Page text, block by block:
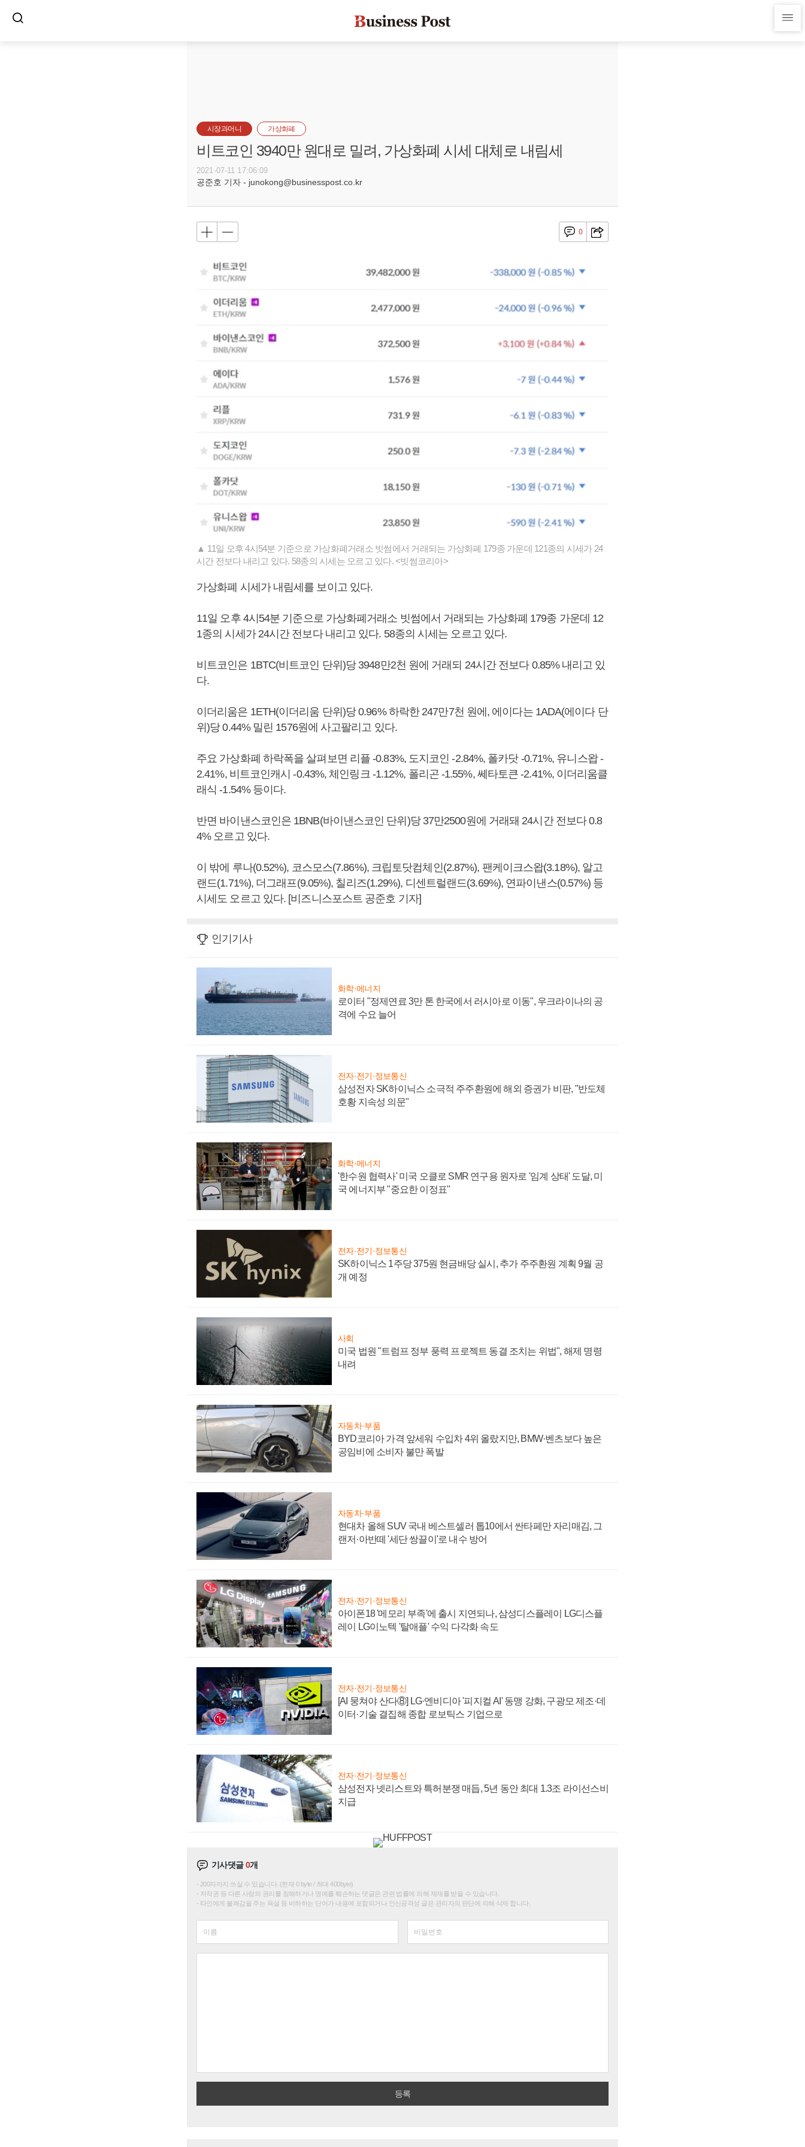
시장과머니 가상화폐
비트코인 3940만 원대로 밀려, 가상화폐 시세 대체로 내림세
2021-07-11 17:06:09
공준호 기자 - junokong@businesspost.co.kr
0
▲ 11일 오후 4시54분 기준으로 가상화폐거래소 빗썸에서 거래되는 가상화폐 179종 가운데 121종의 시세가 24
시간 전보다 내리고 있다. 58종의 시세는 오르고 있다. <빗썸코리아>
가상화폐 시세가 내림세를 보이고 있다.
11일 오후 4시54분 기준으로 가상화폐거래소 빗썸에서 거래되는 가상화폐 179종 가운데 12
1종의 시세가 24시간 전보다 내리고 있다. 58종의 시세는 오르고 있다.
비트코인은 1BTC(비트코인 단위)당 3948만2천 원에 거래되 24시간 전보다 0.85% 내리고 있
다.
이더리움은 1ETH(이더리움 단위)당 0.96% 하락한 247만7천 원에, 에이다는 1ADA(에이다 단
위)당 0.44% 밀린 1576원에 사고팔리고 있다.
주요 가상화폐 하락폭을 살펴보면 리플 -0.83%, 도지코인 -2.84%, 폴카닷 -0.71%, 유니스왑 -
2.41%, 비트코인캐시 -0.43%, 체인링크 -1.12%, 폴리곤 -1.55%, 쎄타토큰 -2.41%, 이더리움클
래식 -1.54% 등이다.
반면 바이낸스코인은 1BNB(바이낸스코인 단위)당 37만2500원에 거래돼 24시간 전보다 0.8
4% 오르고 있다.
이 밖에 루나(0.52%), 코스모스(7.86%), 크립토닷컴체인(2.87%), 팬케이크스왑(3.18%), 알고
랜드(1.71%), 더그래프(9.05%), 칠리즈(1.29%), 디센트럴랜드(3.69%), 연파이낸스(0.57%) 등
시세도 오르고 있다. [비즈니스포스트 공준호 기자]
인기기사
화학·에너지
로이터 "정제연료 3만 톤 한국에서 러시아로 이동", 우크라이나의 공
격에 수요 늘어
전자·전기·정보통신
삼성전자 SK하이닉스 소극적 주주환원에 해외 증권가 비판, "반도체
호황 지속성 의문"
화학·에너지
'한수원 협력사' 미국 오클로 SMR 연구용 원자로 '임계 상태' 도달, 미
국 에너지부 "중요한 이정표"
전자·전기·정보통신
SK하이닉스 1주당 375원 현금배당 실시, 추가 주주환원 계획 9월 공
개 예정
사회
미국 법원 "트럼프 정부 풍력 프로젝트 동결 조치는 위법", 해제 명령
내려
자동차·부품
BYD코리아 가격 앞세워 수입차 4위 올랐지만, BMW·벤츠보다 높은
공임비에 소비자 불만 폭발
자동차·부품
현대차 올해 SUV 국내 베스트셀러 톱10에서 싼타페만 자리매김, 그
랜저·아반떼 '세단 쌍끌이'로 내수 방어
전자·전기·정보통신
아이폰18 '메모리 부족'에 출시 지연되나, 삼성디스플레이 LG디스플
레이 LG이노텍 '탈애플' 수익 다각화 속도
전자·전기·정보통신
[AI 뭉쳐야 산다⑧] LG·엔비디아 '피지컬 AI' 동맹 강화, 구광모 제조·데
이터·기술 결집해 종합 로보틱스 기업으로
전자·전기·정보통신
삼성전자 넷리스트와 특허분쟁 매듭, 5년 동안 최대 1.3조 라이선스비
지급
기사댓글0개
200자까지 쓰실 수 있습니다. (현재 0 byte / 최대 400byte)
저작권 등 다른 사람의 권리를 침해하거나 명예를 훼손하는 댓글은 관련 법률에 의해 제재를 받을 수 있습니다.
타인에게 불쾌감을 주는 욕설 등 비하하는 단어가 내용에 포함되거나 인신공격성 글은 관리자의 판단에 의해 삭제 합니다.